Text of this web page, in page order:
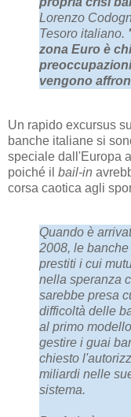
Lorenzo
Tesoro italiano.
zona Euro è
vengono
Un rapido excursus
banche italiane si
speciale dall'Europa
poiché il bail-in
corsa caotica agli
Quando è
2008, le
prestiti i cui
nella speranza
sarebbe presa
difficoltà delle
al primo
gestire i guai
chiesto
miliardi nelle
sistema.